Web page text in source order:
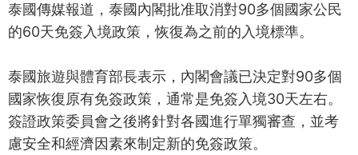
泰國傳媒報道，泰國內閣批准取消對90多個國家公民
的60天免簽入境政策，恢復為之前的入境標準。
泰國旅遊與體育部長表示，內閣會議已決定對90多個
國家恢復原有免簽政策，通常是免簽入境30天左右。
簽證政策委員會之後將針對各國進行單獨審查，並考
慮安全和經濟因素來制定新的免簽政策。